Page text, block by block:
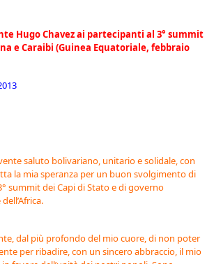
Hugo Chavez ai partecipanti al 3° summit
e Caraibi (Guinea Equatoriale, febbraio
saluto bolivariano, unitario e solidale, con
la mia speranza per un buon svolgimento di
summit dei Capi di Stato e di governo
dal più profondo del mio cuore, di non poter
per ribadire, con un sincero abbraccio, il mio